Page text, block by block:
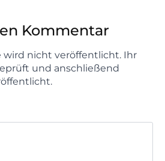
Kommentar
wird nicht veröffentlicht. Ihr
und anschließend